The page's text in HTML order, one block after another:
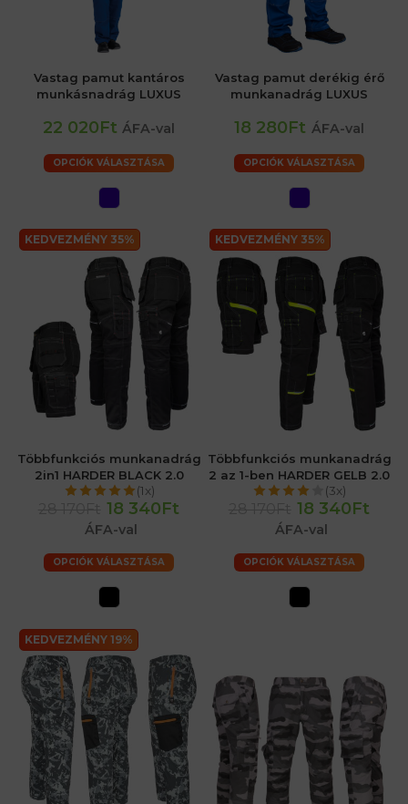
Vastag pamut kantáros
munkásnadrág LUXUS
22 020Ft ÁFA-val
OPCIÓK VÁLASZTÁSA
Vastag pamut derékig érő
munkanadrág LUXUS
18 280Ft ÁFA-val
OPCIÓK VÁLASZTÁSA
KEDVEZMÉNY 35%
Többfunkciós munkanadrág
2in1 HARDER BLACK 2.0
(1x)
18 340Ft
ÁFA-val
OPCIÓK VÁLASZTÁSA
KEDVEZMÉNY 35%
Többfunkciós munkanadrág
2 az 1-ben HARDER GELB 2.0
(3x)
18 340Ft
ÁFA-val
OPCIÓK VÁLASZTÁSA
KEDVEZMÉNY 19%